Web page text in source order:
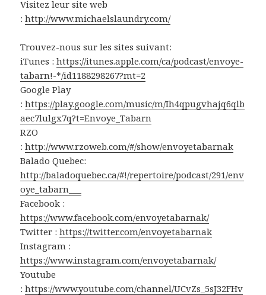
Visitez leur site web
:http://www.michaelslaundry.com/
Trouvez-nous sur les sites suivant:
iTunes :https://itunes.apple.com/ca/podcast/envoye-
tabarn!-*/id1188298267?mt=2
Google Play
:https://play.google.com/music/m/Ih4qpugvhajq6qlb
aec7lulgx7q?t=Envoye_Tabarn
RZO
:http://www.rzoweb.com/#/show/envoyetabarnak
Balado Quebec:
http://baladoquebec.ca/#!/repertoire/podcast/291/env
oye_tabarn___
Facebook :
https://www.facebook.com/envoyetabarnak/
Twitter :https://twitter.com/envoyetabarnak
Instagram :
https://www.instagram.com/envoyetabarnak/
Youtube
:https://www.youtube.com/channel/UCvZs_5sJ32FHv